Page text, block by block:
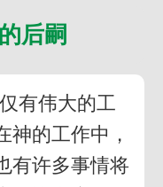
后嗣
有伟大的工
神的工作中，
有许多事情将